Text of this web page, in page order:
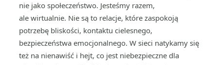
nie jako społeczeństwo. Jesteśmy razem,
ale wirtualnie. Nie są to relacje, które zaspokoją
potrzebę bliskości, kontaktu cielesnego,
bezpieczeństwa emocjonalnego. W sieci natykamy się
też na nienawiść i hejt, co jest niebezpieczne dla